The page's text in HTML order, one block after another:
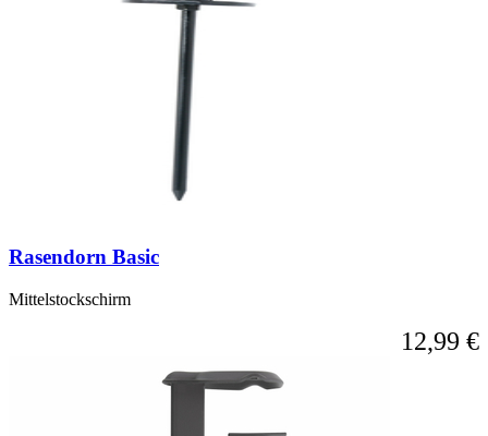
Rasendorn Basic
Mittelstockschirm
12,99 €